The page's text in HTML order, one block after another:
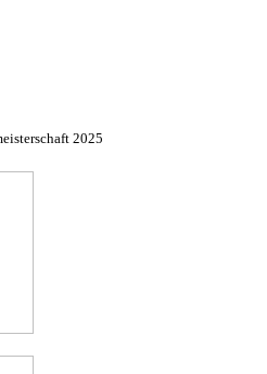
2025